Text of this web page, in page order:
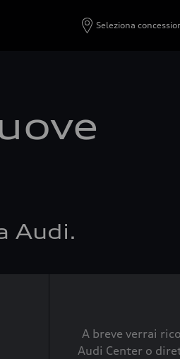
Seleziona
Audi.
A breve verrai
Audi Center o